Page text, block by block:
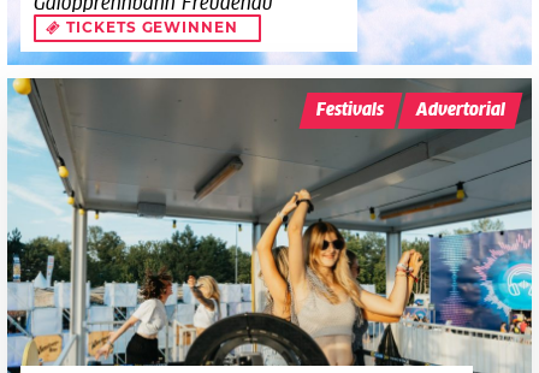
Galopprennbahn Freudenau
TICKETS GEWINNEN
Festivals Advertorial